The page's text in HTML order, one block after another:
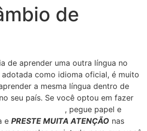
de
de aprender uma outra língua no
adotada como idioma oficial, é muito
a mesma língua dentro de
seu país. Se você optou em fazer
, pegue papel e
e PRESTE MUITA ATENÇÃO nas